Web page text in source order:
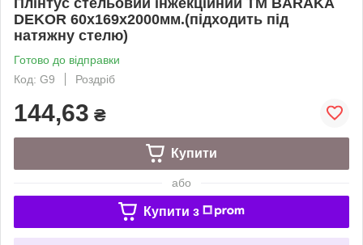
DEKOR 60х169х2000мм.(підходить під
натяжну стелю)
Готово до відправки
Код: G9
Роздріб
144,63 ₴
Купити
або
Купити з